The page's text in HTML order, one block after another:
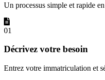
Un processus simple et rapide
01
Décrivez votre besoin
Entrez votre immatriculation et